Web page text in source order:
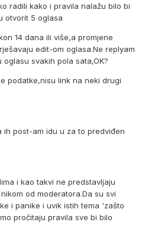
radili kako i pravila nalažu bilo bi
otvorit 5 oglasa
14 dana ili više,a promjene
edit-om oglasa.Ne replyam
svakih pola sata,OK?
podatke,nisu link na neki drugi
ih post-am idu u za to predviđen
i kao takvi ne predstavljaju
od moderatora.Da su svi
i panike i uvik istih tema 'zašto
pročitaju pravila sve bi bilo